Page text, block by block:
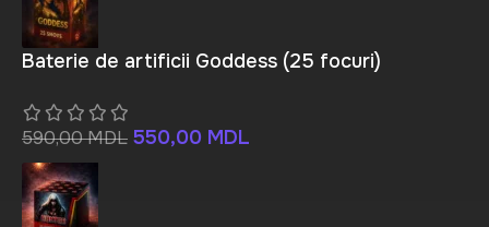
Baterie de artificii Goddess (25 focuri)
590,00MDL 550,00 MDL